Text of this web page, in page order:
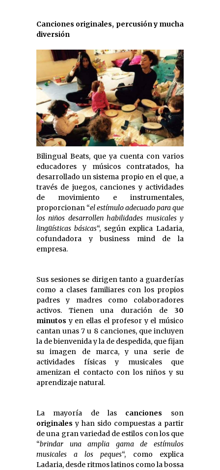
Canciones originales, percusión y mucha
diversión
Bilingual Beats, que ya cuenta con varios
educadores y músicos contratados, ha
desarrollado un sistema propio en el que, a
través de juegos, canciones y actividades
de movimiento e instrumentales,
proporcionan “el estímulo adecuado para que
los niños desarrollen habilidades musicales y
lingüísticas básicas“, según explica Ladaria,
cofundadora y business mind de la
empresa.
Sus sesiones se dirigen tanto a guarderías
como a clases familiares con los propios
padres y madres como colaboradores
activos. Tienen una duración de 30
minutos y en ellas el profesor y el músico
cantan unas 7 u 8 canciones, que incluyen
la de bienvenida y la de despedida, que fijan
su imagen de marca, y una serie de
actividades físicas y musicales que
amenizan el contacto con los niños y su
aprendizaje natural.
La mayoría de las canciones son
originales y han sido compuestas a partir
de una gran variedad de estilos con los que
“brindar una amplia gama de estímulos
musicales a los peques“, como explica
Ladaria, desde ritmos latinos como la bossa